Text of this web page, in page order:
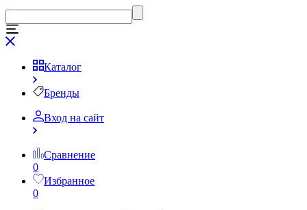
Каталог
Бренды
Вход на сайт
Сравнение
0
Избранное
0